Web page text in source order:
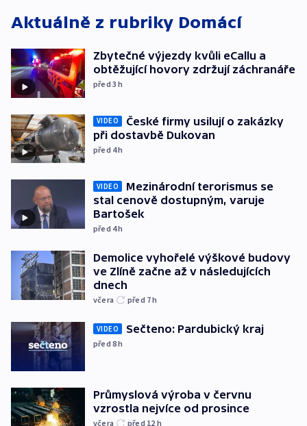
Aktuálně z rubriky Domácí
Zbytečné výjezdy kvůli eCallu a
obtěžující hovory zdržují záchranáře
před 3h
VIDEO
České firmy usilují o zakázky
při dostavbě Dukovan
před 4h
VIDEO
Mezinárodní terorismus se
stal cenově dostupným, varuje
Bartošek
před 4h
Demolice vyhořelé výškové budovy
ve Zlíně začne až v následujících
dnech
včera před 7h
VIDEO Sečteno: Pardubický kraj
před 8h
Průmyslová výroba v červnu
vzrostla nejvíce od prosince
včera před 12 h